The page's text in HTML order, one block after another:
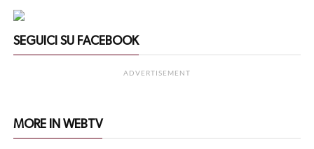
SEGUICI SU FACEBOOK
ADVERTISEMENT
MORE IN WEBTV